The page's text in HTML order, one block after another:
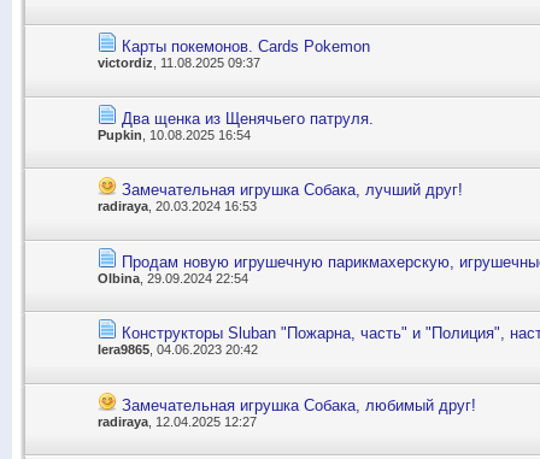
Карты покемонов. Сards Pokemon
victordiz , 11.08.2025 09:37
Два щенка из Щенячьего патруля.
Pupkin , 10.08.2025 16:54
Замечательная игрушка Собака, лучший друг!
radiraya , 20.03.2024 16:53
Продам новую игрушечную парикмахерскую,
Olbina , 29.09.2024 22:54
Конструкторы Sluban "Пожарна, часть" и "Полиция",
lera9865 , 04.06.2023 20:42
Замечательная игрушка Собака, любимый друг!
radiraya , 12.04.2025 12:27